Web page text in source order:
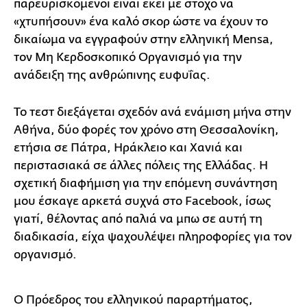
παρευρισκόμενοι είναι εκεί με στόχο να
«χτυπήσουν» ένα καλό σκορ ώστε να έχουν το
δικαίωμα να εγγραφούν στην ελληνική Mensa,
τον Μη Κερδοσκοπικό Οργανισμό για την
ανάδειξη της ανθρώπινης ευφυΐας.
Το τεστ διεξάγεται σχεδόν ανά ενάμιση μήνα στην
Αθήνα, δύο φορές τον χρόνο στη Θεσσαλονίκη,
ετήσια σε Πάτρα, Ηράκλειο και Χανιά και
περιστασιακά σε άλλες πόλεις της Ελλάδας. Η
σχετική διαφήμιση για την επόμενη συνάντηση
μου έσκαγε αρκετά συχνά στο Facebook, ίσως
γιατί, θέλοντας από παλιά να μπω σε αυτή τη
διαδικασία, είχα ψαχουλέψει πληροφορίες για τον
οργανισμό.
Ο Πρόεδρος του ελληνικού παραρτήματος,